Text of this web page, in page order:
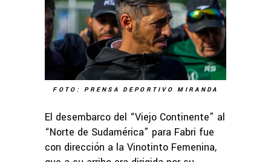
FOTO: PRENSA DEPORTIVO MIRANDA
El desembarco del “Viejo Continente” al
“Norte de Sudamérica” para Fabri fue
con dirección a la Vinotinto Femenina,